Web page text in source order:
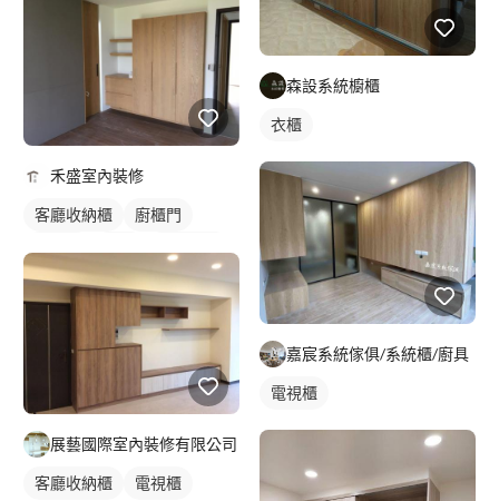
禾盛室內裝修
客廳收納櫃
廚櫃門
展藝國際室內裝修有限公司
客廳收納櫃 電視櫃
森設系統櫥櫃
衣櫃
嘉宸系統傢俱/系統櫃/廚具
電視櫃